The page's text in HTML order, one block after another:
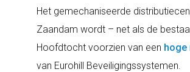
Het gemechaniseerde
Zaandam wordt – net als de
Hoofdtocht voorzien van een hoge
van Eurohill Beveiligingssystemen.